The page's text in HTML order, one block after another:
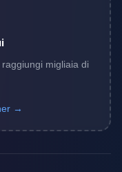
migliaia di
→